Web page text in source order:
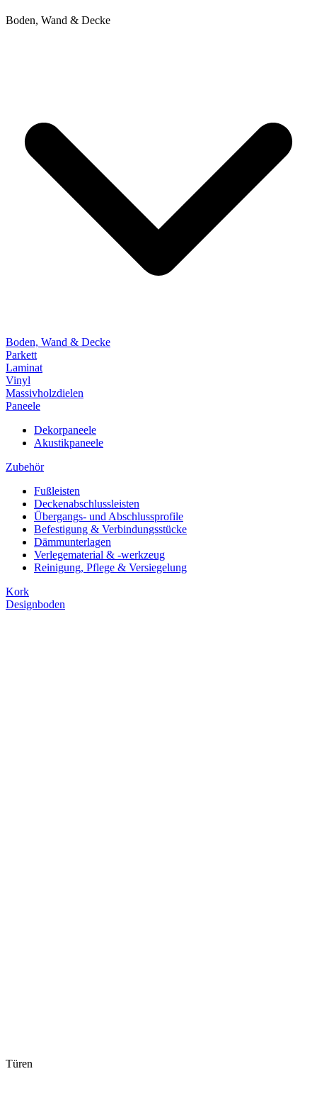
Boden, Wand & Decke
Boden, Wand & Decke
Parkett
Laminat
Vinyl
Massivholzdielen
Paneele
Dekorpaneele
Akustikpaneele
Zubehör
Fußleisten
Deckenabschlussleisten
Übergangs- und Abschlussprofile
Befestigung & Verbindungsstücke
Dämmunterlagen
Verlegematerial & -werkzeug
Reinigung, Pflege & Versiegelung
Kork
Designboden
Türen